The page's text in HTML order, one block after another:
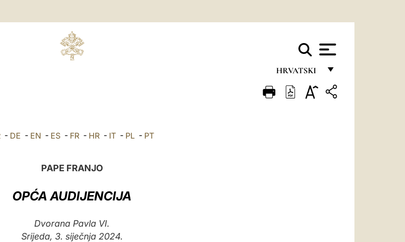
HRVATSKI
FRANÇAIS
- DE - EN - ES- FR- HR- IT- PL- PT
PAPE FRANJO
OPĆA AUDIJENCIJA
Dvorana Pavla VI.
Srijeda, 3. siječnja 2024.